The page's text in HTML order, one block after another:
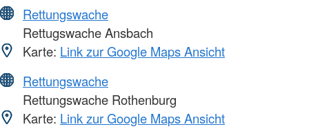
Rettungswache
Rettugswache Ansbach
Karte: Link zur Google Maps Ansicht
Rettungswache
Rettungswache Rothenburg
Karte: Link zur Google Maps Ansicht